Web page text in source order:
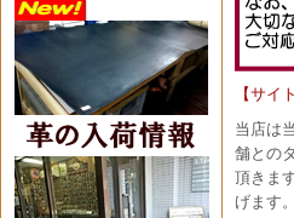
【サイ
当店は
舗との
頂きま
げます。